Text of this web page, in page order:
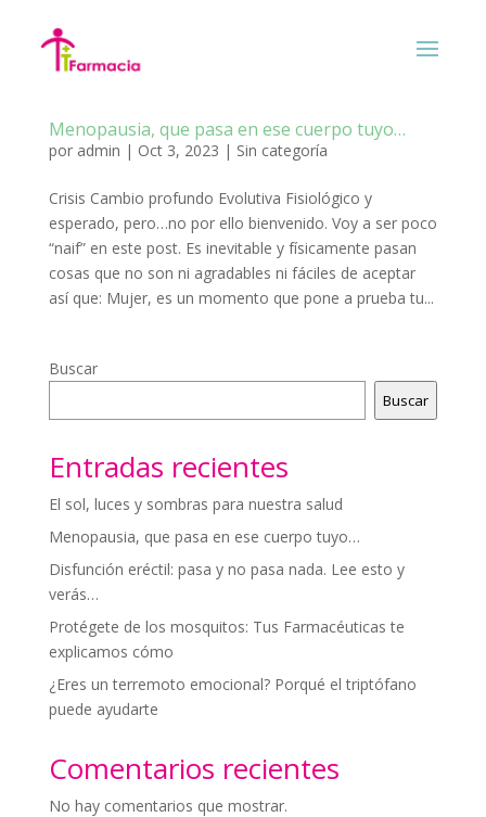
Menopausia, que pasa en ese cuerpo tuyo…
por admin | Oct 3, 2023 | Sin categoría
Crisis Cambio profundo Evolutiva Fisiológico y
esperado, pero…no por ello bienvenido. Voy a ser poco
“naif” en este post. Es inevitable y físicamente pasan
cosas que no son ni agradables ni fáciles de aceptar
así que: Mujer, es un momento que pone a prueba tu...
Buscar
Buscar
Entradas recientes
El sol, luces y sombras para nuestra salud
Menopausia, que pasa en ese cuerpo tuyo…
Disfunción eréctil: pasa y no pasa nada. Lee esto y
verás…
Protégete de los mosquitos: Tus Farmacéuticas te
explicamos cómo
¿Eres un terremoto emocional? Porqué el triptófano
puede ayudarte
Comentarios recientes
No hay comentarios que mostrar.